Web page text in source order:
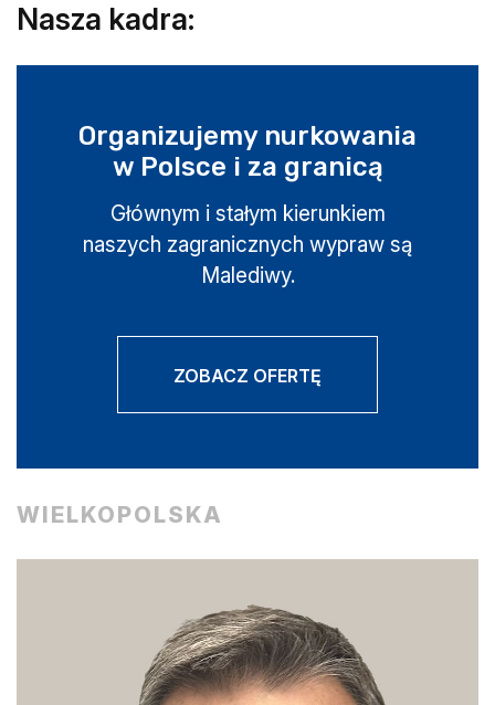
Nasza kadra:
Organizujemy nurkowania
w Polsce i za granicą
Głównym i stałym kierunkiem
naszych zagranicznych wypraw są
Malediwy.
ZOBACZ OFERTĘ
WIELKOPOLSKA